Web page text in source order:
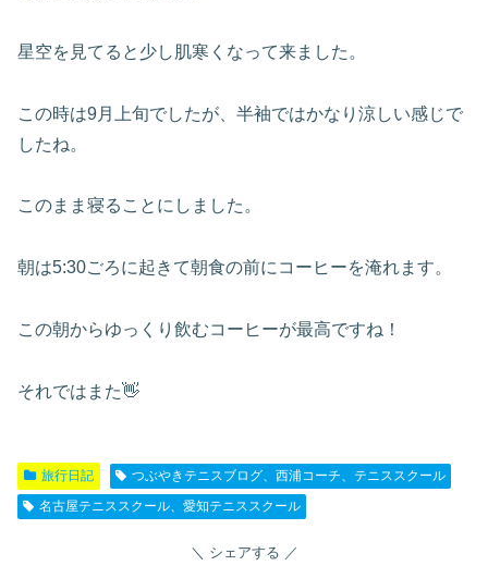
星空を見てると少し肌寒くなって来ました。
この時は9月上旬でしたが、半袖ではかなり涼しい感じで
したね。
このまま寝ることにしました。
朝は5:30ごろに起きて朝食の前にコーヒーを淹れます。
この朝からゆっくり飲むコーヒーが最高ですね！
それではまた👋
旅行日記
つぶやきテニスブログ、西浦コーチ、テニススクール
名古屋テニススクール、愛知テニススクール
シェアする